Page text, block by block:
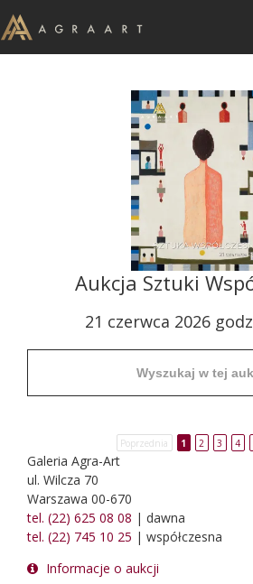
Aukcja Sztuki
21 czerwca 2026
Poprzednia 1 2 3 4
Galeria Agra-Art
ul. Wilcza 70
Warszawa 00-670
tel. (22) 625 08 08 | dawna
tel. (22) 745 10 25 | współczesna
Informacje o aukcji